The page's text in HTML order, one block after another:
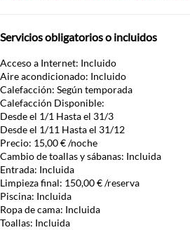
Servicios obligatorios o incluidos
Acceso a Internet: Incluido
Aire acondicionado: Incluido
Calefacción: Según temporada
Calefacción Disponible:
Desde el 1/1 Hasta el 31/3
Desde el 1/11 Hasta el 31/12
Precio: 15,00 € /noche
Cambio de toallas y sábanas: Incluida
Entrada: Incluida
Limpieza final: 150,00 € /reserva
Piscina: Incluida
Ropa de cama: Incluida
Toallas: Incluida